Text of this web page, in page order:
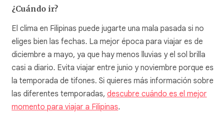
¿Cuándo ir?
El clima en Filipinas puede jugarte una mala pasada si no
eliges bien las fechas. La mejor época para viajar es de
diciembre a mayo, ya que hay menos lluvias y el sol brilla
casi a diario. Evita viajar entre junio y noviembre porque es
la temporada de tifones. Si quieres más información sobre
las diferentes temporadas, descubre cuándo es el mejor
momento para viajar a Filipinas.